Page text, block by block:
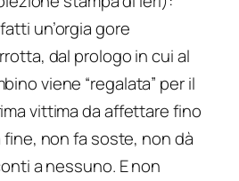
un’orgia gore
dal prologo in cui al
viene “regalata” per il
vittima da affettare fino
non fa soste, non dà
a nessuno. E non